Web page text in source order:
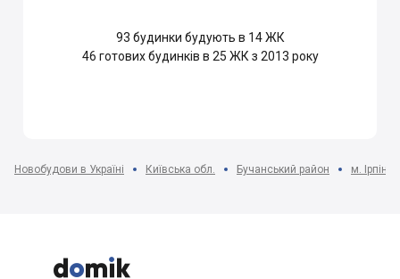
93 будинки будують в 14 ЖК
46 готових будинків в 25 ЖК з 2013 року
Новобудови в Україні Київська обл. Бучанський район м. Ірпінь


